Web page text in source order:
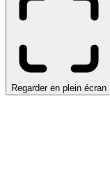
Regarder en plein écran